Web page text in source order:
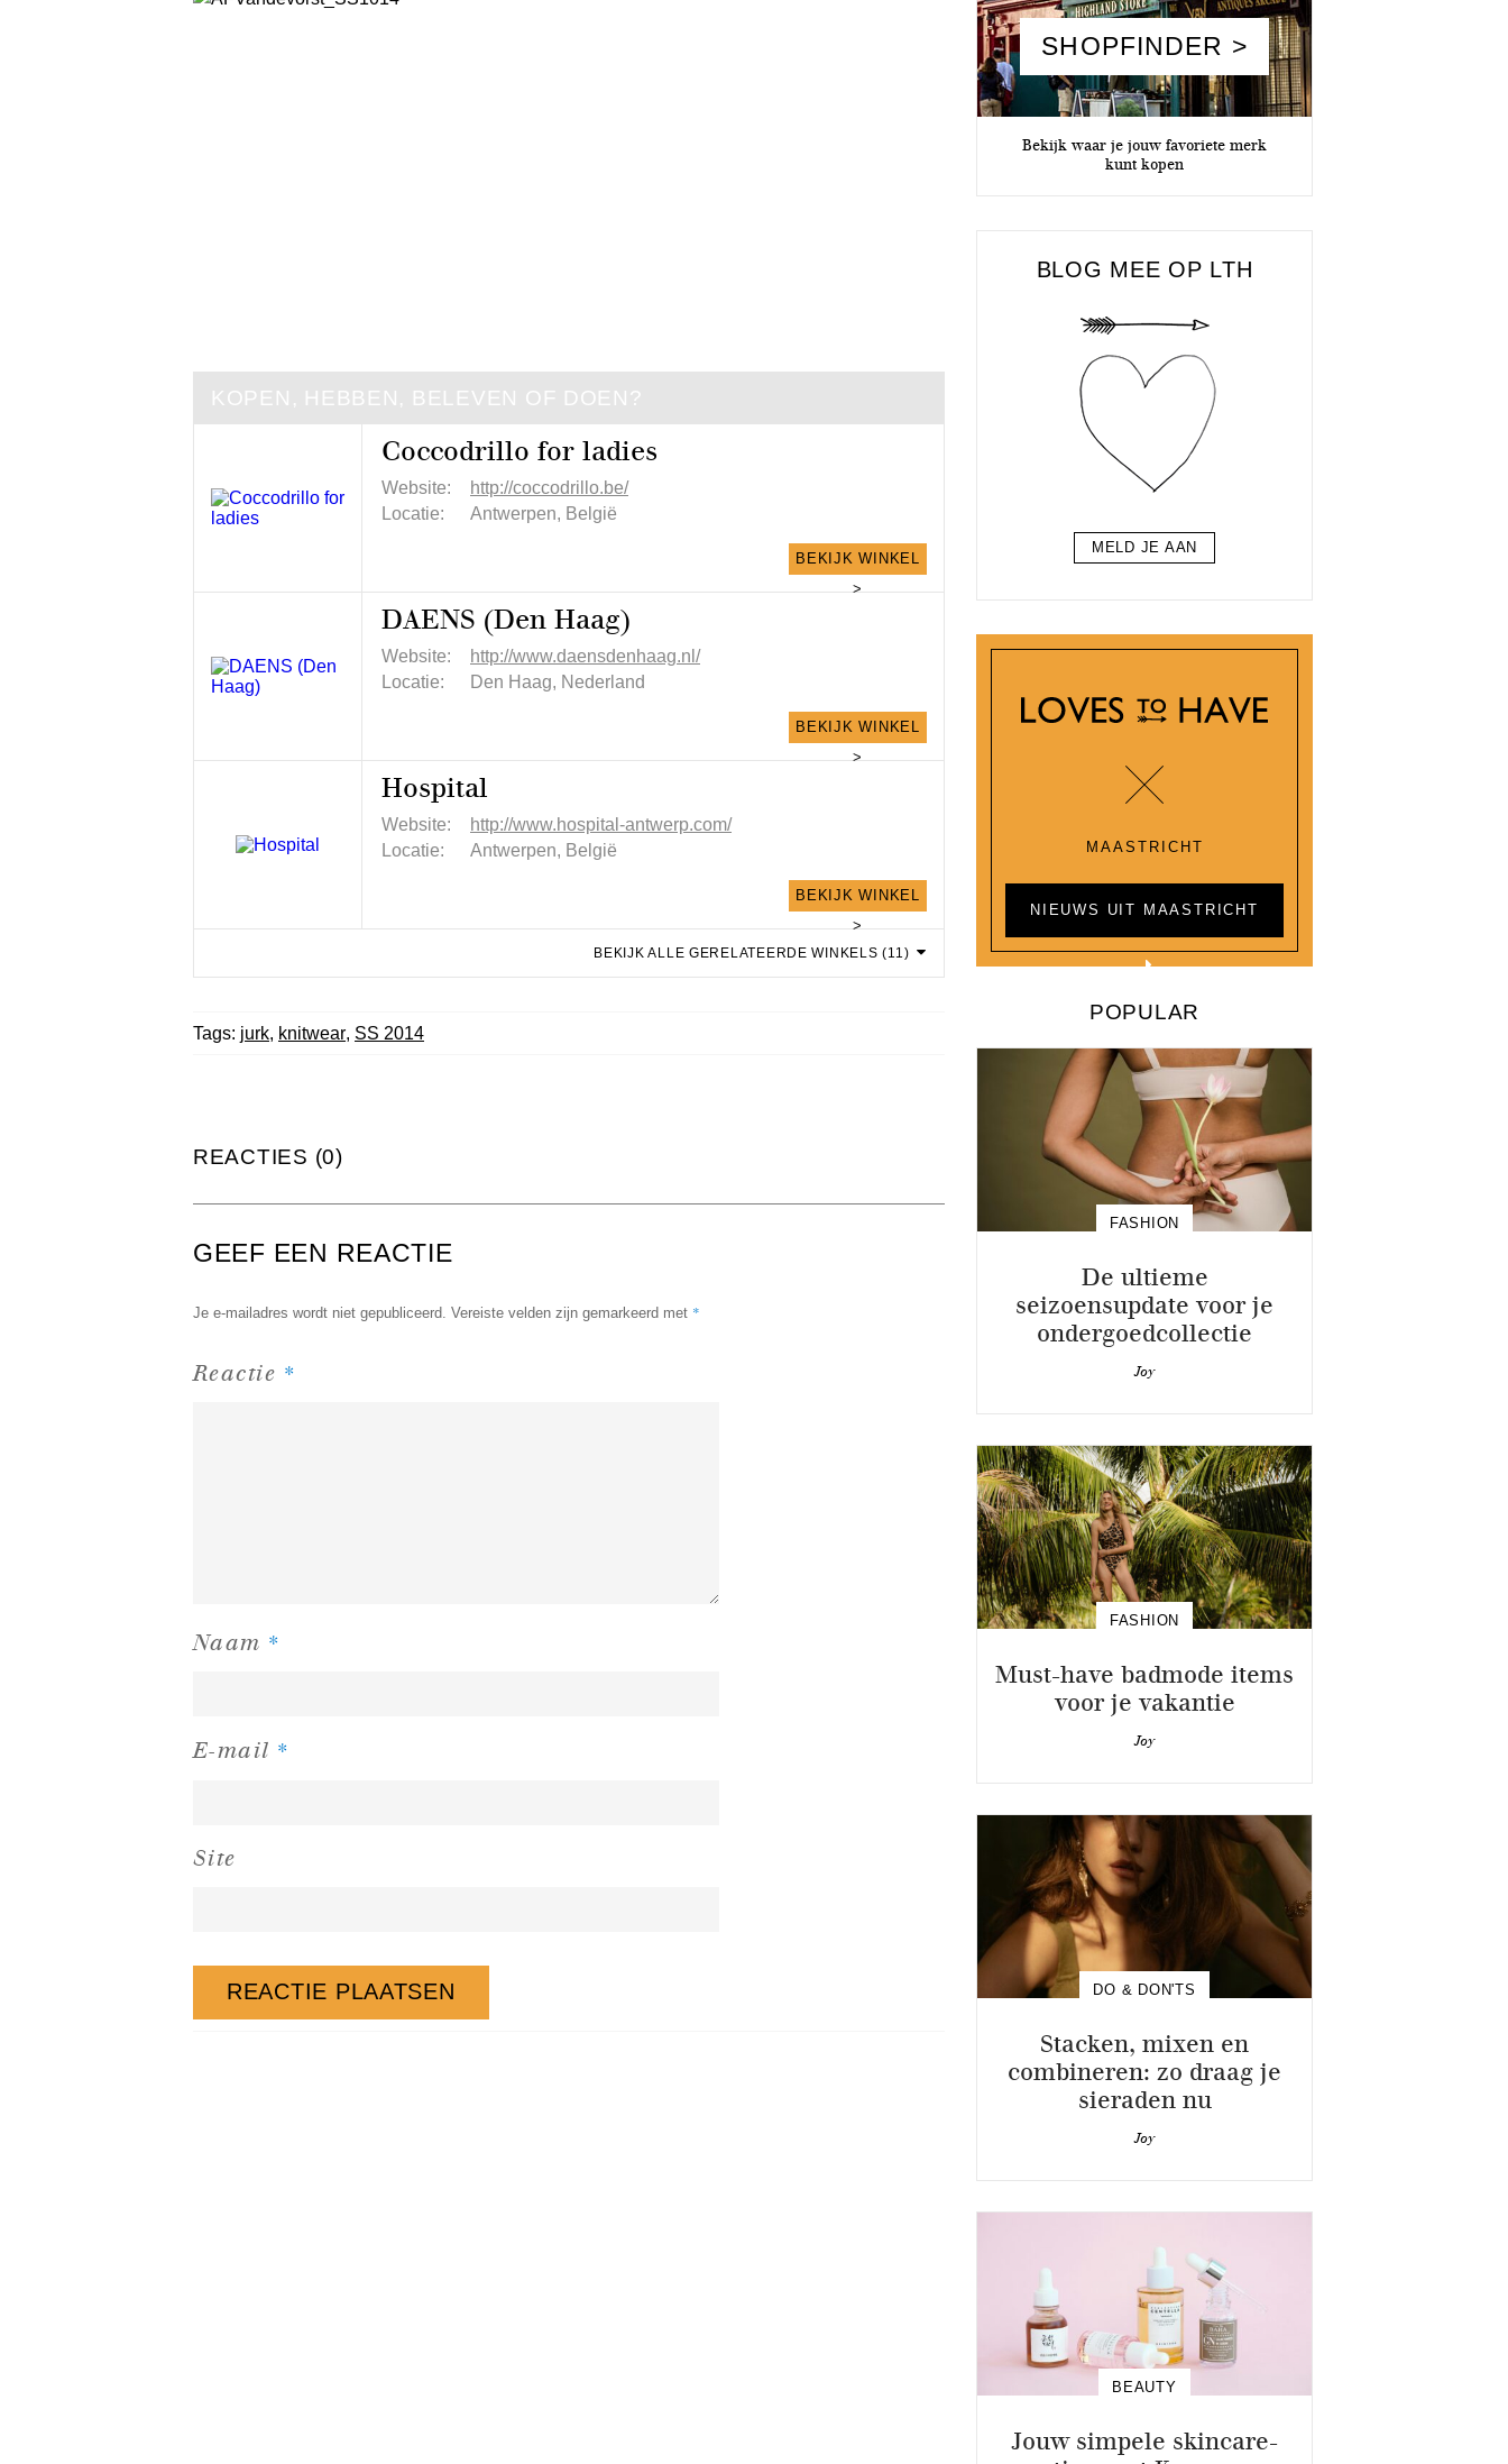
KOPEN, HEBBEN, BELEVEN OF DOEN?
Coccodrillo for ladies
Website:
http://coccodrillo.be/
Locatie:
Antwerpen, België
BEKIJK WINKEL
>
DAENS (Den Haag)
Website:
http://www.daensdenhaag.nl/
Locatie:
Den Haag, Nederland
BEKIJK WINKEL
>
Hospital
Website:
http://www.hospital-antwerp.com/
Locatie:
Antwerpen, België
BEKIJK WINKEL
>
BEKIJK ALLE GERELATEERDE WINKELS (11)
Tags: jurk, knitwear, SS 2014
REACTIES (0)
GEEF EEN REACTIE
Je e-mailadres wordt niet gepubliceerd. Vereiste velden zijn gemarkeerd met *
Reactie *
Naam *
E-mail *
Site
SHOPFINDER >
Bekijk waar je jouw favoriete merk
kunt kopen
BLOG MEE OP LTH
MELD JE AAN
MAASTRICHT
NIEUWS UIT MAASTRICHT
POPULAR
FASHION
De ultieme
seizoensupdate voor je
ondergoedcollectie
Joy
FASHION
Must-have badmode items
voor je vakantie
Joy
DO & DON'TS
Stacken, mixen en
combineren: zo draag je
sieraden nu
Joy
BEAUTY
Jouw simpele skincare-